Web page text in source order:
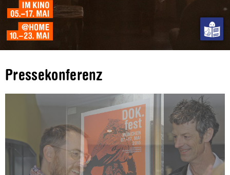
Pressekonferenz